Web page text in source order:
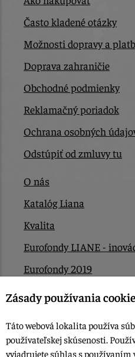
Často kladené otázky
Možnosti dopravy a
Doprava zahraničie
Obchodné podmienky
Reklamačný poriadok
Ochrana osobných
Odstúpiť od zmluvy tu
O nás
Katalóg Liana
Kvalita
Eurofondy LIANE -
Eurofondy 2019
Eurofondy 2022/2023
Kontakt
Zásady používania
Táto webová lokalita používa
používateľskej skúsenosti.
vyjadrujete súhlas s používaním